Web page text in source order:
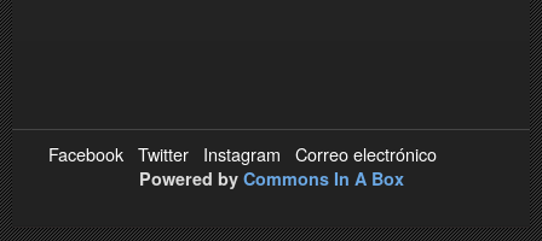
Facebook Twitter Instagram Correo electrónico
Powered by Commons In A Box